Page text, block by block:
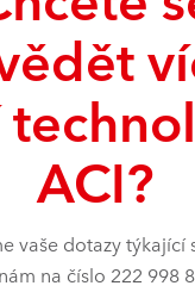
ACI?
vaše dotazy týkající
na číslo 222 998